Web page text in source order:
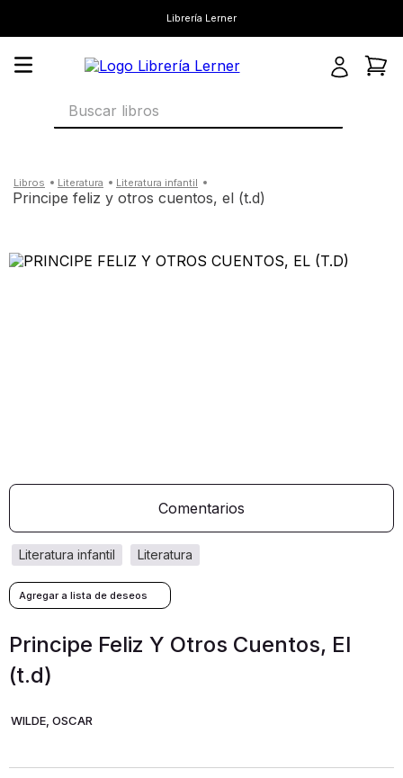
Librería Lerner
Buscar libros
literatura literatura infantil
principe feliz y otros cuentos, el (t.d)
Comentarios
literatura
literatura infantil
Principe Feliz Y Otros Cuentos, El
(t.d)
WILDE, OSCAR